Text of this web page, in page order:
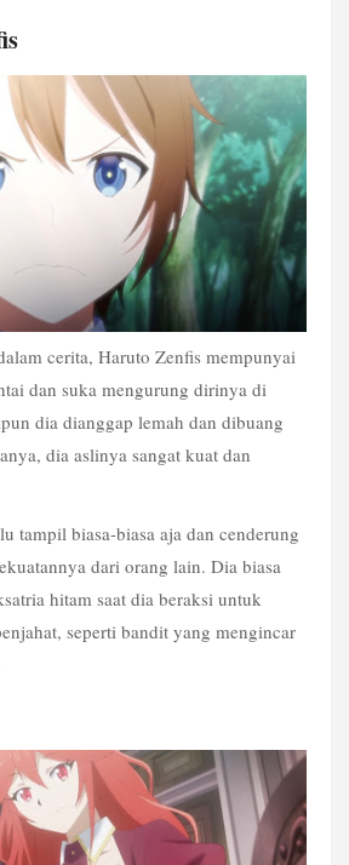
cerita, Haruto Zenfis mempunyai
dan suka mengurung dirinya di
dia dianggap lemah dan dibuang
tampil biasa-biasa aja dan cenderung
dari orang lain. Dia biasa
hitam saat dia beraksi untuk
seperti bandit yang mengincar